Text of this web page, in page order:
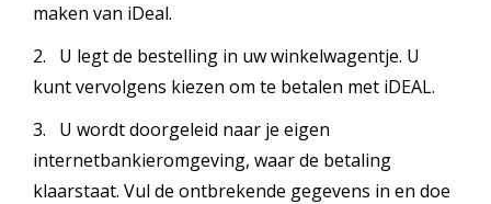
maken van iDeal.
2. U legt de bestelling in uw winkelwagentje. U
kunt vervolgens kiezen om te betalen met iDEAL.
3. U wordt doorgeleid naar je eigen
internetbankieromgeving, waar de betaling
klaarstaat. Vul de ontbrekende gegevens in en doe